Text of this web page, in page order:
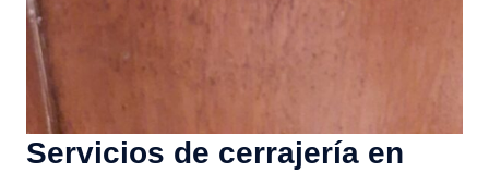
Servicios de cerrajería en